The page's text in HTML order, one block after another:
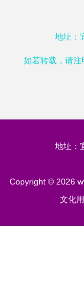
地址：
如若转载，请
地址：
Copyright © 2026
文化